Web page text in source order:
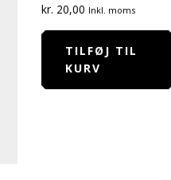
kr. 20,00 Inkl. moms
TILFØJ TIL
KURV